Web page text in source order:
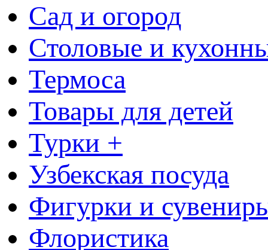
Сад и огород
Столовые и
Термоса
Товары для детей
Турки +
Узбекская посуда
Фигурки и
Флористика